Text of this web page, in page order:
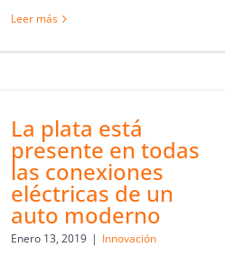
Leer más
La plata está
presente en todas
las conexiones
eléctricas de un
auto moderno
Enero 13, 2019 | Innovación